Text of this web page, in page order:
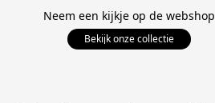
Neem een kijkje op de webshop
Bekijk onze collectie